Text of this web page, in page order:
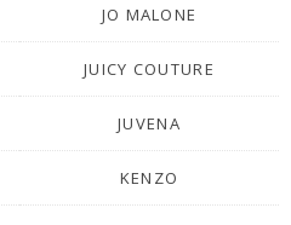
JO MALONE
JUICY COUTURE
JUVENA
KENZO